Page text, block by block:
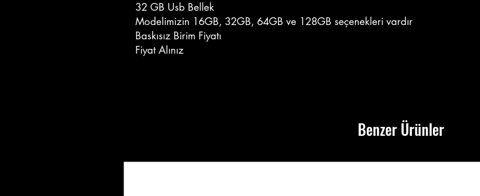
32 GB Usb Bellek
Modelimizin 16GB, 32GB, 64GB ve 128GB seçenekleri vardır
Baskısız Birim Fiyatı
Fiyat Alınız
Benzer Ürünler